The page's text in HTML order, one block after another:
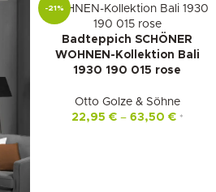
-21%
Badteppich SCHÖNER
WOHNEN-Kollektion Bali
1930 190 015 rose
Otto Golze & Söhne
22,95 €– 63,50 € *